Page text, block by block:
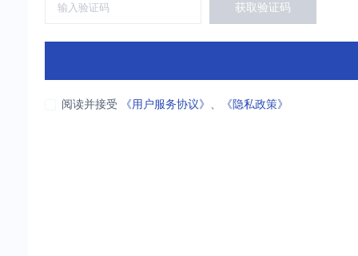
获取验证码
阅读并接受 《用户服务协议》 、 《隐私政策》